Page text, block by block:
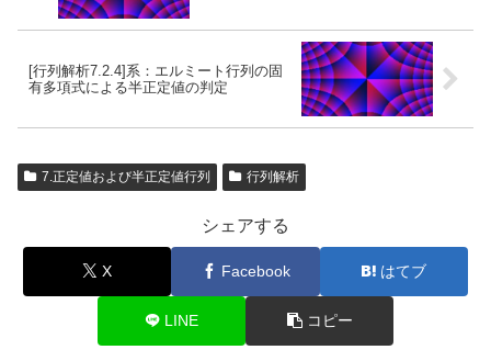
[行列解析7.2.4]系：エルミート行列の固
有多項式による半正定値の判定
7.正定値および半正定値行列 行列解析
シェアする
X Facebook はてブ
LINE コピー